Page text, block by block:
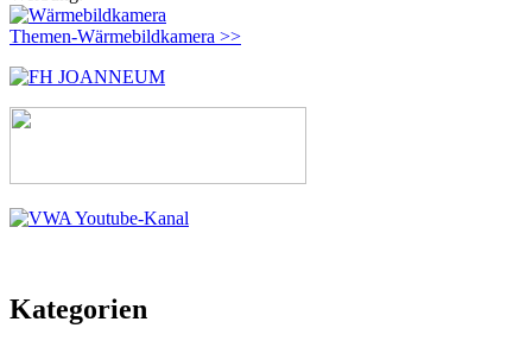
Themen-Wärmebildkamera >>
Kategorien